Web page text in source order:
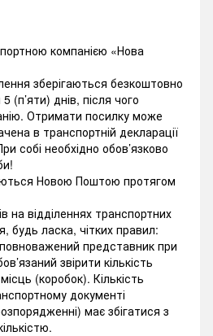
компанією «Нова
зберігаються безкоштовно
(п’яти) днів, після чого
Отримати посилку може
в транспортній декларації
собі необхідно обов’язково
Новою Поштою протягом
на відділеннях транспортних
будь ласка, чітких правил:
представник при
звірити кількість
(коробок). Кількість
документі
має збігатися з